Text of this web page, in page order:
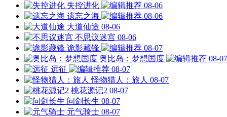
失控进化
08-06
遗忘之海
08-06
大道仙途 08-06
不思议迷宫 08-06
诡影藏锋
08-07
奥比岛：梦想国度
08-07
远征
08-07
怪物猎人：旅人 08-07
桃花源记2 08-07
问剑长生 08-07
元气骑士 08-07